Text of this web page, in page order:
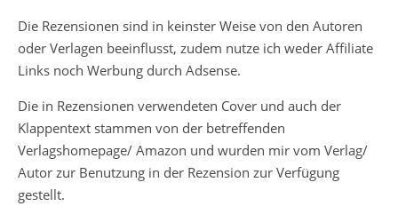
Die Rezensionen sind in keinster Weise von den Autoren
oder Verlagen beeinflusst, zudem nutze ich weder Affiliate
Links noch Werbung durch Adsense.
Die in Rezensionen verwendeten Cover und auch der
Klappentext stammen von der betreffenden
Verlagshomepage/ Amazon und wurden mir vom Verlag/
Autor zur Benutzung in der Rezension zur Verfügung
gestellt.